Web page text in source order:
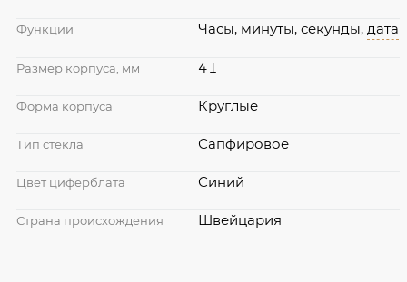
Функции Часы, минуты, секунды, дата
Размер корпуса, мм 41
Форма корпуса Круглые
Тип стекла Сапфировое
Цвет циферблата Синий
Страна происхождения Швейцария